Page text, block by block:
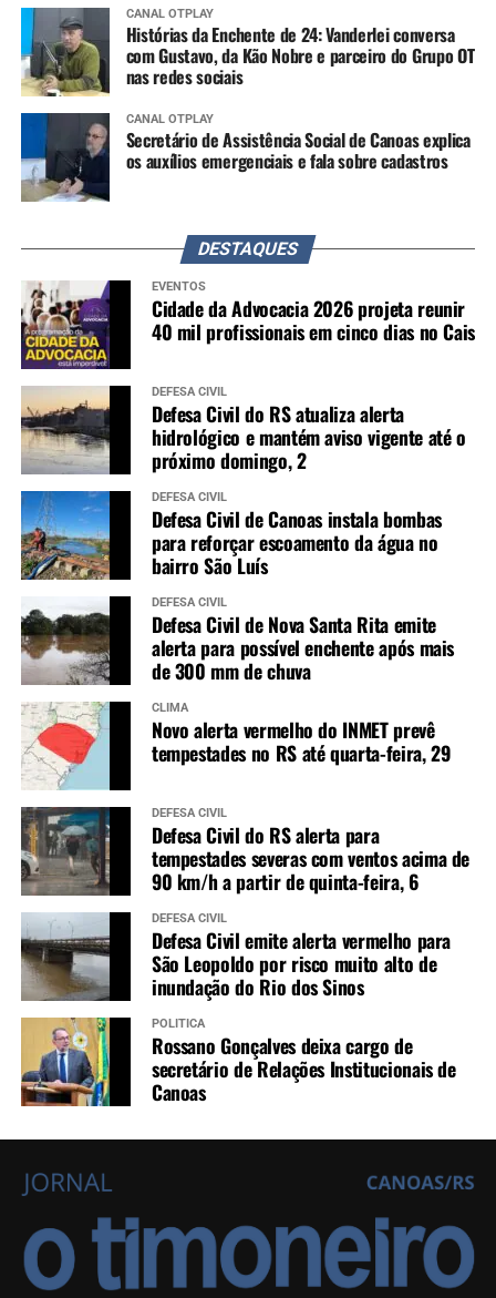
CANAL OTPLAY
Histórias da Enchente de 24: Vanderlei conversa
com Gustavo, da Kão Nobre e parceiro do Grupo OT
nas redes sociais
CANAL OTPLAY
Secretário de Assistência Social de Canoas explica
os auxílios emergenciais e fala sobre cadastros
DESTAQUES
EVENTOS
Cidade da Advocacia 2026 projeta reunir
40 mil profissionais em cinco dias no Cais
DEFESA CIVIL
Defesa Civil do RS atualiza alerta
hidrológico e mantém aviso vigente até o
próximo domingo, 2
DEFESA CIVIL
Defesa Civil de Canoas instala bombas
para reforçar escoamento da água no
bairro São Luís
DEFESA CIVIL
Defesa Civil de Nova Santa Rita emite
alerta para possível enchente após mais
de 300 mm de chuva
CLIMA
Novo alerta vermelho do INMET prevê
tempestades no RS até quarta-feira, 29
DEFESA CIVIL
Defesa Civil do RS alerta para
tempestades severas com ventos acima de
90 km/h a partir de quinta-feira, 6
DEFESA CIVIL
Defesa Civil emite alerta vermelho para
São Leopoldo por risco muito alto de
inundação do Rio dos Sinos
POLÍTICA
Rossano Gonçalves deixa cargo de
secretário de Relações Institucionais de
Canoas